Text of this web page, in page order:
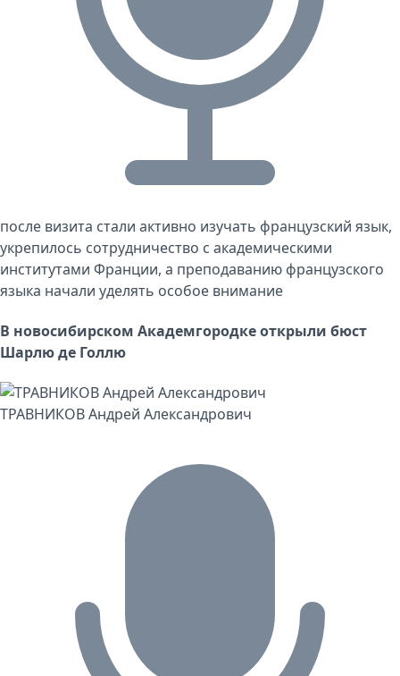
после визита стали активно изучать французский язык,
укрепилось сотрудничество с академическими
институтами Франции, а преподаванию французского
языка начали уделять особое внимание
В новосибирском Академгородке открыли бюст
Шарлю де Голлю
ТРАВНИКОВ Андрей Александрович